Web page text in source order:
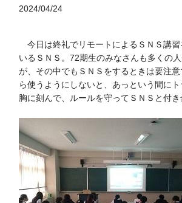
2024/04/24
今日は終礼でリモートによるＳＮＳ講
いるＳＮＳ。72期生のみなさんも多くの
が、その中でもＳＮＳをするときは要注
ら使うようにしないと、あっという間に
胸に刻んで、ルールを守ってＳＮＳと付き